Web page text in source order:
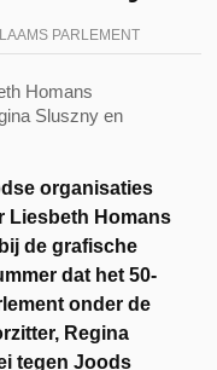
PARLEMENT
Homans
Sluszny en
organisaties
Liesbeth Homans
de grafische
dat het 50-
onder de
Regina
tegen Joods